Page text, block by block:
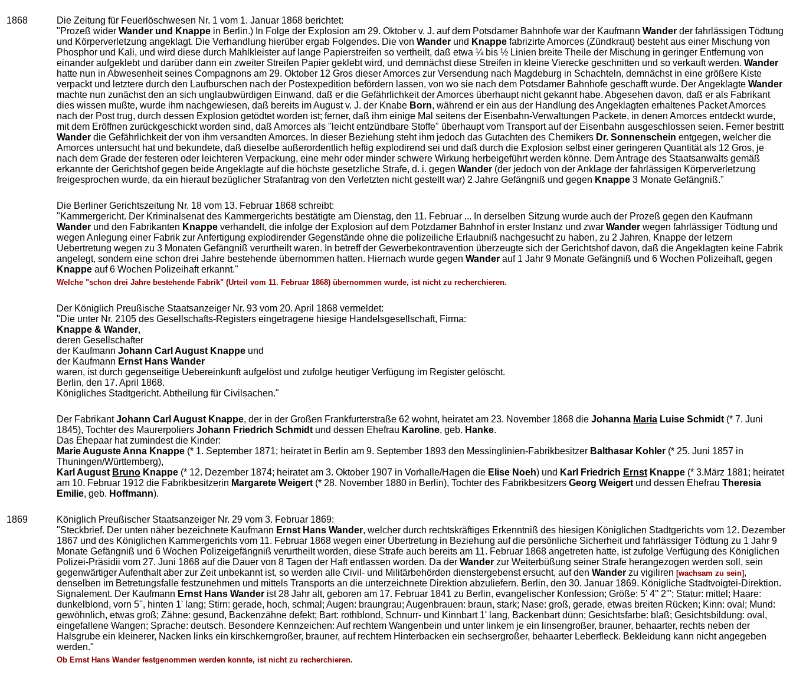
1868
Die Zeitung für Feuerlöschwesen Nr. 1 vom 1. Januar 1868 berichtet:
"Prozeß wider Wander und Knappe in Berlin.) In Folge der Explosion am 29. Oktober v. J. auf dem Potsdamer Bahnhofe war der Kaufmann Wander der fahrlässigen Tödtung
und Körperverletzung angeklagt. Die Verhandlung hierüber ergab Folgendes. Die von Wander und Knappe fabrizirte Amorces (Zündkraut) besteht aus einer Mischung von
Phosphor und Kali, und wird diese durch Mahlkleister auf lange Papierstreifen so vertheilt, daß etwa ¼ bis ½ Linien breite Theile der Mischung in geringer Entfernung von
einander aufgeklebt und darüber dann ein zweiter Streifen Papier geklebt wird, und demnächst diese Streifen in kleine Vierecke geschnitten und so verkauft werden. Wander
hatte nun in Abwesenheit seines Compagnons am 29. Oktober 12 Gros dieser Amorces zur Versendung nach Magdeburg in Schachteln, demnächst in eine größere Kiste
verpackt und letztere durch den Laufburschen nach der Postexpedition befördern lassen, von wo sie nach dem Potsdamer Bahnhofe geschafft wurde. Der Angeklagte Wander
machte nun zunächst den an sich unglaubwürdigen Einwand, daß er die Gefährlichkeit der Amorces überhaupt nicht gekannt habe. Abgesehen davon, daß er als Fabrikant
dies wissen mußte, wurde ihm nachgewiesen, daß bereits im August v. J. der Knabe Born, während er ein aus der Handlung des Angeklagten erhaltenes Packet Amorces
nach der Post trug, durch dessen Explosion getödtet worden ist; ferner, daß ihm einige Mal seitens der Eisenbahn-Verwaltungen Packete, in denen Amorces entdeckt wurde,
mit dem Eröffnen zurückgeschickt worden sind, daß Amorces als "leicht entzündbare Stoffe" überhaupt vom Transport auf der Eisenbahn ausgeschlossen seien. Ferner bestritt
Wander die Gefährlichkeit der von ihm versandten Amorces. In dieser Beziehung steht ihm jedoch das Gutachten des Chemikers Dr. Sonnenschein entgegen, welcher die
Amorces untersucht hat und bekundete, daß dieselbe außerordentlich heftig explodirend sei und daß durch die Explosion selbst einer geringeren Quantität als 12 Gros, je
nach dem Grade der festeren oder leichteren Verpackung, eine mehr oder minder schwere Wirkung herbeigeführt werden könne. Dem Antrage des Staatsanwalts gemäß
erkannte der Gerichtshof gegen beide Angeklagte auf die höchste gesetzliche Strafe, d. i. gegen Wander (der jedoch von der Anklage der fahrlässigen Körperverletzung
freigesprochen wurde, da ein hierauf bezüglicher Strafantrag von den Verletzten nicht gestellt war) 2 Jahre Gefängniß und gegen Knappe 3 Monate Gefängniß."
Die Berliner Gerichtszeitung Nr. 18 vom 13. Februar 1868 schreibt:
"Kammergericht. Der Kriminalsenat des Kammergerichts bestätigte am Dienstag, den 11. Februar ... In derselben Sitzung wurde auch der Prozeß gegen den Kaufmann
Wander und den Fabrikanten Knappe verhandelt, die infolge der Explosion auf dem Potzdamer Bahnhof in erster Instanz und zwar Wander wegen fahrlässiger Tödtung und
wegen Anlegung einer Fabrik zur Anfertigung explodirender Gegenstände ohne die polizeiliche Erlaubniß nachgesucht zu haben, zu 2 Jahren, Knappe der letzern
Uebertretung wegen zu 3 Monaten Gefängniß verurtheilt waren. In betreff der Gewerbekontravention überzeugte sich der Gerichtshof davon, daß die Angeklagten keine Fabrik
angelegt, sondern eine schon drei Jahre bestehende übernommen hatten. Hiernach wurde gegen Wander auf 1 Jahr 9 Monate Gefängniß und 6 Wochen Polizeihaft, gegen
Knappe auf 6 Wochen Polizeihaft erkannt."
Welche "schon drei Jahre bestehende Fabrik" (Urteil vom 11. Februar 1868) übernommen wurde, ist nicht zu recherchieren.
Der Königlich Preußische Staatsanzeiger Nr. 93 vom 20. April 1868 vermeldet:
"Die unter Nr. 2105 des Gesellschafts-Registers eingetragene hiesige Handelsgesellschaft, Firma:
Knappe & Wander,
deren Gesellschafter
der Kaufmann Johann Carl August Knappe und
der Kaufmann Ernst Hans Wander
waren, ist durch gegenseitige Uebereinkunft aufgelöst und zufolge heutiger Verfügung im Register gelöscht.
Berlin, den 17. April 1868.
Königliches Stadtgericht. Abtheilung für Civilsachen."
Der FabrikantJohann Carl August Knappe, der in der Großen Frankfurterstraße 62 wohnt, heiratet am 23. November 1868 die Johanna Maria Luise Schmidt (* 7. Juni
1845), Tochter des Maurerpoliers Johann Friedrich Schmidt und dessen Ehefrau Karoline, geb. Hanke.
Das Ehepaar hat zumindest die Kinder:
Marie Auguste Anna Knappe (* 1. September 1871; heiratet in Berlin am 9. September 1893 den Messinglinien-Fabrikbesitzer Balthasar Kohler (* 25. Juni 1857 in
Thuningen/Württemberg),
Karl August Bruno Knappe (* 12. Dezember 1874; heiratet am 3. Oktober 1907 in Vorhalle/Hagen die Elise Noeh) und Karl Friedrich Ernst Knappe (* 3.März 1881; heiratet
am 10. Februar 1912 die Fabrikbesitzerin Margarete Weigert (* 28. November 1880 in Berlin), Tochter des Fabrikbesitzers Georg Weigert und dessen Ehefrau Theresia
Emilie, geb. Hoffmann).
1869
Königlich Preußischer Staatsanzeiger Nr. 29 vom 3. Februar 1869:
"Steckbrief. Der unten näher bezeichnete Kaufmann Ernst Hans Wander, welcher durch rechtskräftiges Erkenntniß des hiesigen Königlichen Stadtgerichts vom 12. Dezember
1867 und des Königlichen Kammergerichts vom 11. Februar 1868 wegen einer Übertretung in Beziehung auf die persönliche Sicherheit und fahrlässiger Tödtung zu 1 Jahr 9
Monate Gefängniß und 6 Wochen Polizeigefängniß verurtheilt worden, diese Strafe auch bereits am 11. Februar 1868 angetreten hatte, ist zufolge Verfügung des Königlichen
Polizei-Präsidii vom 27. Juni 1868 auf die Dauer von 8 Tagen der Haft entlassen worden. Da der Wander zur Weiterbüßung seiner Strafe herangezogen werden soll, sein
gegenwärtiger Aufenthalt aber zur Zeit unbekannt ist, so werden alle Civil- und Militärbehörden dienstergebenst ersucht, auf den Wander zu vigiliren [wachsam zu sein] ,
denselben im Betretungsfalle festzunehmen und mittels Transports an die unterzeichnete Direktion abzuliefern. Berlin, den 30. Januar 1869. Königliche Stadtvoigtei-Direktion.
Signalement. Der Kaufmann Ernst Hans Wander ist 28 Jahr alt, geboren am 17. Februar 1841 zu Berlin, evangelischer Konfession; Größe: 5' 4'' 2'''; Statur: mittel; Haare:
dunkelblond, vorn 5'', hinten 1' lang; Stirn: gerade, hoch, schmal; Augen: braungrau; Augenbrauen: braun, stark; Nase: groß, gerade, etwas breiten Rücken; Kinn: oval; Mund:
gewöhnlich, etwas groß; Zähne: gesund, Backenzähne defekt; Bart: rothblond, Schnurr- und Kinnbart 1' lang, Backenbart dünn; Gesichtsfarbe: blaß; Gesichtsbildung: oval,
eingefallene Wangen; Sprache: deutsch. Besondere Kennzeichen: Auf rechtem Wangenbein und unter linkem je ein linsengroßer, brauner, behaarter, rechts neben der
Halsgrube ein kleinerer, Nacken links ein kirschkerngroßer, brauner, auf rechtem Hinterbacken ein sechsergroßer, behaarter Leberfleck. Bekleidung kann nicht angegeben
werden."
Ob Ernst Hans Wander festgenommen werden konnte, ist nicht zu recherchieren.